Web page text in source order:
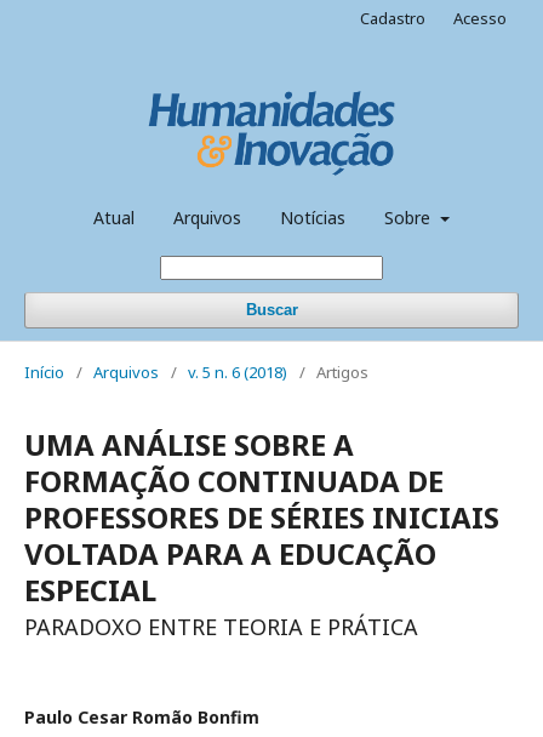
Atual Arquivos Notícias Sobre
Buscar
Cadastro Acesso
Início / Arquivos / v. 5 n. 6 (2018) / Artigos
UMA ANÁLISE SOBRE A
FORMAÇÃO CONTINUADA DE
PROFESSORES DE SÉRIES INICIAIS
VOLTADA PARA A EDUCAÇÃO
ESPECIAL
PARADOXO ENTRE TEORIA E PRÁTICA
Paulo Cesar Romão Bonfim